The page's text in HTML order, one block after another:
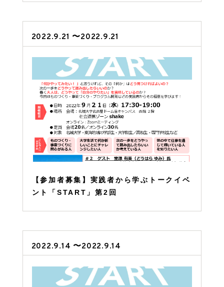
2022.9.21 〜2022.9.21
【参加者募集】実践者から学ぶトークイベ
ント「START」第2回
2022.9.14 〜2022.9.14